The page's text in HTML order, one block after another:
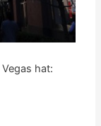
hat: